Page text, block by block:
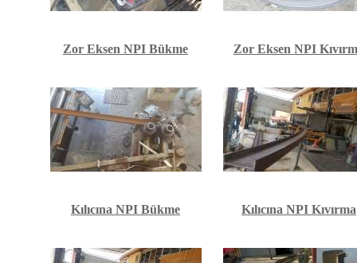
Zor Eksen NPI Bükme Zor Eksen NPI
Kılıcına NPI Bükme Kılıcına NPI Kıvırma